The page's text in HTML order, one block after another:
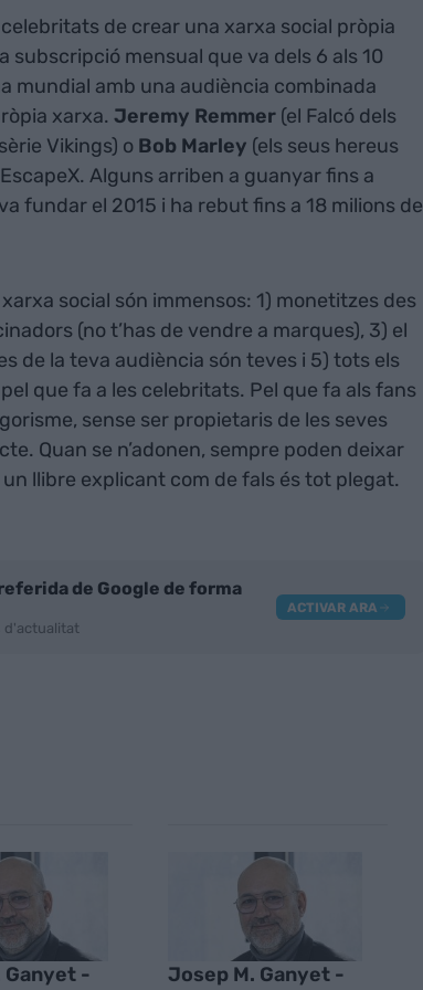
de crear una xarxa social pròpia
mensual que va dels 6 als 10
mundial amb una audiència combinada
xarxa. Jeremy Remmer(el Falcó dels
Vikings) o Bob Marley (els seus hereus
Alguns arriben a guanyar fins a
fundar el 2015 i ha rebut fins a 18 milions de
social són immensos: 1) monetitzes des
(no t’has de vendre a marques), 3) el
de la teva audiència són teves i 5) tots els
que fa a les celebritats. Pel que fa als fans
sense ser propietaris de les seves
Quan se n’adonen, sempre poden deixar
llibre explicant com de fals és tot plegat.
de Google de forma
d'actualitat
ACTIVAR ARA
Ganyet - Josep M. Ganyet -